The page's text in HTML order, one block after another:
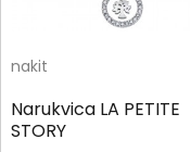
nakit
Narukvica LA PETITE
STORY